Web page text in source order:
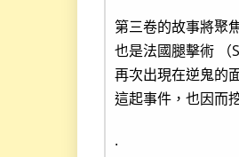
第三卷的故事將聚
也是法國腿擊術 （
再次出現在逆鬼的
這起事件，也因而
.